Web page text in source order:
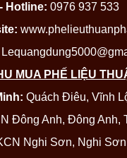
- Hotline: 0976 937 533
MUA PHẾ LIỆU
Quách Điêu, Vĩnh
Đông Anh, Đông Anh,
Nghi Sơn, Nghi